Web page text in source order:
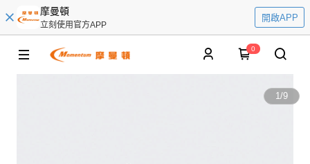
摩曼頓
立刻使用官方APP
開啟APP
0
1/9